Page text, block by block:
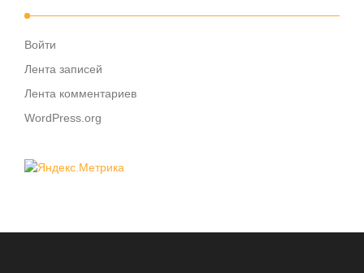
Войти
Лента записей
Лента комментариев
WordPress.org